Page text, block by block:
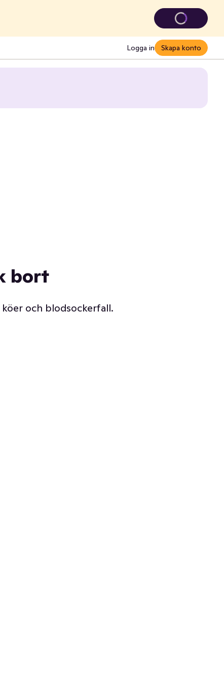
Logga in Skapa konto
bort
och blodsockerfall.